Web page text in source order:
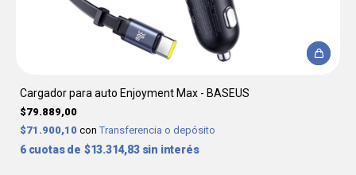
Cargador para auto Enjoyment Max - BASEUS
$79.889,00
$71.900,10 con Transferencia o depósito
6 $13.314,83 sin interés